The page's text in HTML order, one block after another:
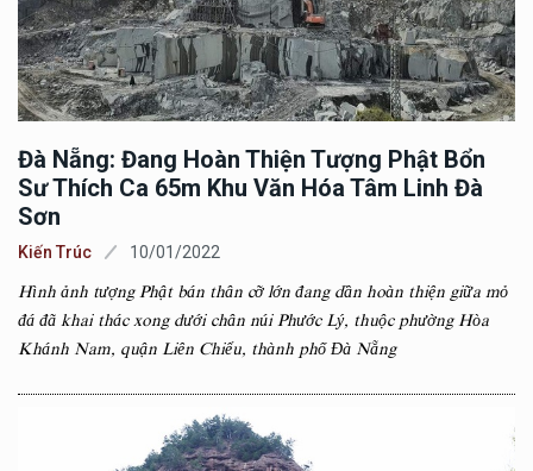
Đà Nẵng: Đang Hoàn Thiện Tượng Phật Bổn
Sư Thích Ca 65m Khu Văn Hóa Tâm Linh Đà
Sơn
Kiến Trúc 10/01/2022
Hình ảnh tượng Phật bán thân cỡ lớn đang dần hoàn thiện giữa mỏ
đá đã khai thác xong dưới chân núi Phước Lý, thuộc phường Hòa
Khánh Nam, quận Liên Chiểu, thành phố Đà Nẵng